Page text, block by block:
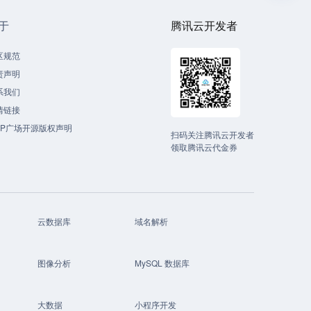
规范
声明
我们
链接
广场开源版权声明
腾讯云开发者
扫码关注腾讯云开发者
领取腾讯云代金券
云数据库 域名解析
图像分析 MySQL 数据库
大数据 小程序开发